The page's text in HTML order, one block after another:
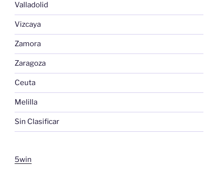
Valladolid
Vizcaya
Zamora
Zaragoza
Ceuta
Melilla
Sin Clasificar
5win